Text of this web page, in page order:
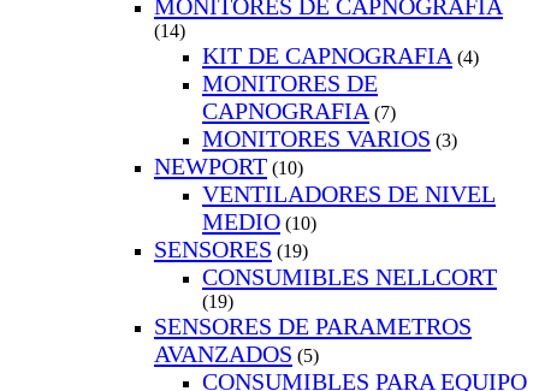
MONITORES DE CAPNOGRAFIA
(14)
KIT DE CAPNOGRAFIA (4)
MONITORES DE
CAPNOGRAFIA (7)
MONITORES VARIOS (3)
NEWPORT (10)
VENTILADORES DE NIVEL
MEDIO (10)
SENSORES (19)
CONSUMIBLES NELLCORT
(19)
SENSORES DE PARAMETROS
AVANZADOS (5)
CONSUMIBLES PARA EQUIPO